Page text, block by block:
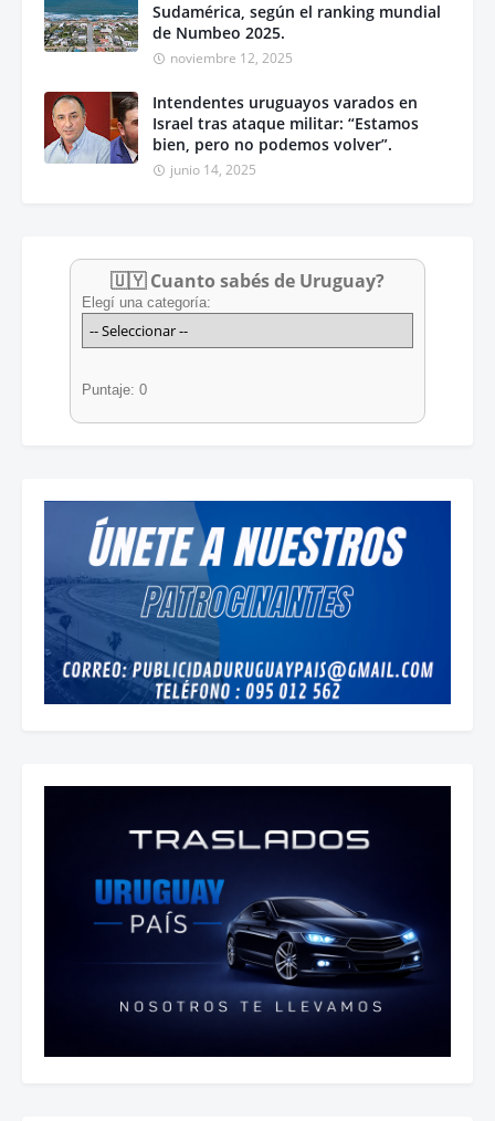
Sudamérica, según el ranking mundial
de Numbeo 2025.
noviembre 12, 2025
Intendentes uruguayos varados en
Israel tras ataque militar: “Estamos
bien, pero no podemos volver”.
junio 14, 2025
🇺🇾 Cuanto sabés de Uruguay?
Elegí una categoría:
Puntaje: 0